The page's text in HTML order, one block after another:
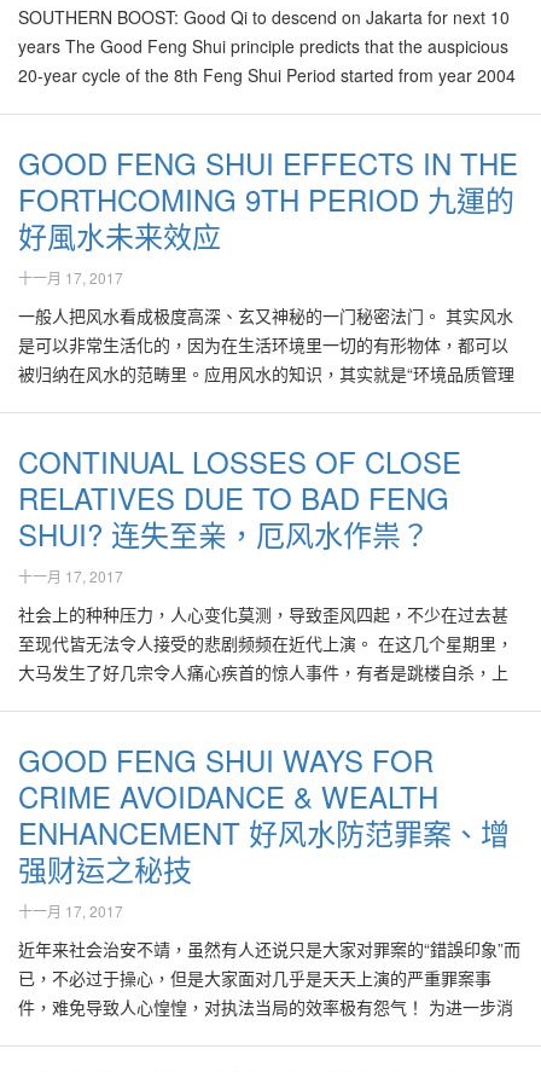
年大家有被置于死后而复生的人生经历，有浴火从生之垂像！ 好风
水根据2013癸巳年的卦象与流年八字分析显示，来年会比今年来得
平稳，在各领域里有强势的财运与机会，并将展现许多积极性的改
整步伐，并自我提升人脉网络、知识与能力，以期好好计划与利用
未来的一年，必可重见碧海蓝天。在此年里，无论政经商教，旧式
的思维、系统等，将被更积极、具有创意与富有弹性方式取代，以
展开新的一页。 欧洲、美国的经济状况逐步平稳，但仍需多加努
力，以期有更好的改进。然而深陷不拔的债务问题，与高企不下的
失业率，依然是此二地区，犹如难以拔出的骨中刺。政治纷争、治
安败坏、恐怖主义也继续为美国以及全球各国带来经济复苏的压力
与阻碍。 中国与印度的经济面对严峻挑战。继续刺激内需为首要任
有心无力。 2013水蛇年的八字为: 戊 辛 甲 癸 子 巳 寅 巳
好风水预测，2013癸巳蛇年里，并将继续有许多天灾人祸、传染病
等，影响农产品的耕耘与收成，奇货可居。尤其是阳历2月、6月、7
月、8月、10月，将面临各类挑战，但只要大家做好足够的防范措
施，一切都可安然渡过。 好风水预测，2013癸巳蛇年里，属土和金
房地产有价，但银行贷款条件苛刻，导致成交量萎缩，有供过于求
进现象，尤其是二手市场办公室及公管寓类房产有滞销现象，价格
趋软。所幸在进入下半年后，房地产、土地价格会开始继续回扬，
销量活跃，锐不可当。 因此在上半年购买或投资房地时，会有相对
必须步步为营，以过人智慧过滤危机，找寻有素质的发展商及发展
地区，才能发掘机会、对准机会取胜。无论市场如何动荡，在人口
不断增长以及土地有限的情况下，有地的产业往往仍是长期投资的
最佳选择。 2013年的上半年，股市以及房地产价格与销量趋软，然
而仍必去年来的积极。只要做好市场研究，聪明地选择投资在有远
见、口碑佳的公司以及房地产商。位于隆雪、槟城、沙巴、森美
兰、吉兰丹地区，以及城市外围的农业与工业地，价格也随着飙
涨。 各种天灾人祸、传染病等，影响个人健康与农产品的耕耘与收
成。农产品供不应求，价格节节高升。黄金、铜、铁等金属价格也
SOUTHERN BOOST: Good Qi to descend on Jakarta for next 10
years The Good Feng Shui principle predicts that the auspicious
20-year cycle of the 8th Feng Shui Period started from year 2004
GOOD FENG SHUI EFFECTS IN THE
FORTHCOMING 9TH PERIOD 九運的
好風水未来效应
十一月 17, 2017
一般人把风水看成极度高深、玄又神秘的一门秘密法门。 其实风水
是可以非常生活化的，因为在生活环境里一切的有形物体，都可以
被归纳在风水的范畴里。应用风水的知识，其实就是“环境品质管理
交通、衔接处、治安状况的佳劣等，都是影响风水素质的基本元
素。 "孟母三迁"的故事，其实便是一个选择好风水居住环境的极佳
版本。孟子的母亲，见到孟子有极高的学习与模仿能力，了解居家
外围环境对孩子的成长过程里，能带来潜移默化的深度影响，于是
她主张改变居住环境以改变孩子的命运。最后她们迁徙到面对学府
的一间屋子居住，从此孟子便虚心向学，长大后更成为一位伟人！
我们常听别人说，想达到成功的境界，必须配合“天时、地利、人
和”。“人和”包挂个人的知识与力量，个人在知识与能力等方面可以
以顺利得到理想的成就。 就“地利”来说，尤其是风水方面如居家或
公司的风水也能够加以提升。然而属于大环境的变迁，却没那么容
易起掌握了！“天时”是属于整个大环境，如世界、国家或整个社会的
政治、经济等状况。许多人对大环境的未来趋势感到茫然，因为这
其中牵涉到无数变数，其中的或然变化常令人感到难以捉摸，因此
会感到无奈，甚至唯有听天由命。 一些人却可能误以为风水只是属
于一般的逻辑、自我暗示或安慰的简单方式而已，因此对此有所鄙
视。其实风水的范围不单只包挂有形物件的管理，它其实内里含有
极为深奥的数理与术数知识！这些建立在易经、阴阳、五行的理论
里，能够应用在无数的领域里，其中包挂对未来大环境的预测！ 常
CONTINUAL LOSSES OF CLOSE
RELATIVES DUE TO BAD FENG
SHUI? 连失至亲，厄风水作祟？
十一月 17, 2017
社会上的种种压力，人心变化莫测，导致歪风四起，不少在过去甚
至现代皆无法令人接受的悲剧频频在近代上演。 在这几个星期里，
大马发生了好几宗令人痛心疾首的惊人事件，有者是跳楼自杀，上
实，导致两名乖巧、年少无知的孩子与他们至爱的母亲共赴黄泉！
所幸大孩子受伤但侥幸存活。然而此人间惨剧，实属不幸至极！ 在
众人为此家庭大悲剧感叹不已之际，愕然发觉原来此个案竟与去年
初发生的一家三代四口，被丧心病狂的恶魔，狠心杀害之灭门惨
案，是属于亲人！ 根据报道，高龄80岁的善良老汉，在去年初被心
狠手辣的恶徒夺去与其白头偕老的恩爱老伴、健壮的儿子，以及两
蜜之家竟毁于一旦！ 在仍然沉沦在对至亲牵肠挂肚之痛心思念的当
儿，竟然在一年多后再度在至亲身上发生极度不幸事件！此回是老
汉的自小疼爱的女儿、以及两名乖巧的男、女外孙，怀疑被女婿狠
心毒害！ 在一年多里连续失去7名至亲，其绞心的悲痛，绝非笔墨可
GOOD FENG SHUI WAYS FOR
CRIME AVOIDANCE & WEALTH
ENHANCEMENT 好风水防范罪案、增
强财运之秘技
十一月 17, 2017
近年来社会治安不靖，虽然有人还说只是大家对罪案的“錯誤印象”而
已，不必过于操心，但是大家面对几乎是天天上演的严重罪案事
件，难免导致人心惶惶，对执法当局的效率极有怨气！ 为进一步消